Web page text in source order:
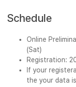
Schedule
Online
(Sat)
Registration:
If your
the your data